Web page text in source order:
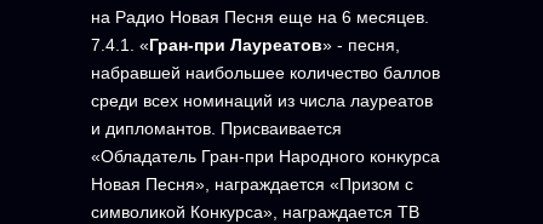
на Радио Новая Песня еще на 6 месяцев.
7.4.1. «Гран-при Лауреатов» - песня,
набравшей наибольшее количество баллов
среди всех номинаций из числа лауреатов
и дипломантов. Присваивается
«Обладатель Гран-при Народного конкурса
Новая Песня», награждается «Призом с
символикой Конкурса», награждается ТВ